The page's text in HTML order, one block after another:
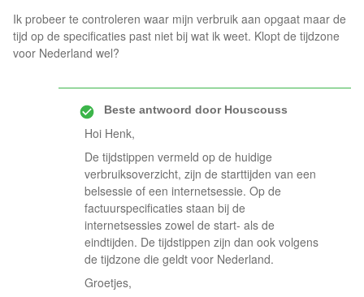
Ik probeer te controleren waar mijn verbruik aan opgaat maar de
tijd op de specificaties past niet bij wat ik weet. Klopt de tijdzone
voor Nederland wel?
Beste antwoord doorHouscouss
Hoi Henk,
De tijdstippen vermeld op de huidige
verbruiksoverzicht, zijn de starttijden van een
belsessie of een internetsessie. Op de
factuurspecificaties staan bij de
internetsessies zowel de start- als de
eindtijden. De tijdstippen zijn dan ook volgens
de tijdzone die geldt voor Nederland.
Groetjes,